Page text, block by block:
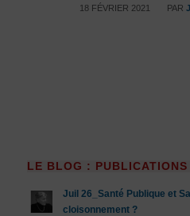
18 FÉVRIER 2021
/ PAR
LE BLOG : PUBLICATIONS
Juil 26_Santé Publique et
cloisonnement ?